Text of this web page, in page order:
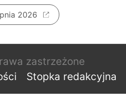
2026
zastrzeżone
Stopka redakcyjna